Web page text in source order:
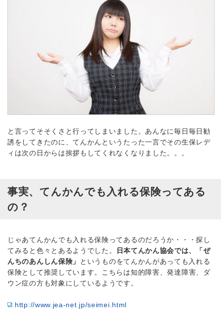
と言ってそそくさと行ってしまいました。あんなに毎日毎日勧
誘をしてきたのに、てんかんというたった一言でその生保レデ
ィは次の日からは挨拶もしてくれなくなりました。。。
事実、てんかんでも入れる保険ってある
の？
じゃあてんかんでも入れる保険ってあるのだろうか・・・探し
てみると色々とあるようでした。
日本てんかん協会では、「ぜ
んちのあんしん保険」
というものをてんかんがあっても入れる
保険として推奨しています。こちらは知的障害、発達障害、ダ
ウン症の方も対象にしているようです。
http://www.jea-net.jp/seimei.html